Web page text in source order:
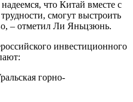
что Китай вместе с
смогут выстроить
– отметил Ли Яньцзюнь.
инвестиционного
горно-